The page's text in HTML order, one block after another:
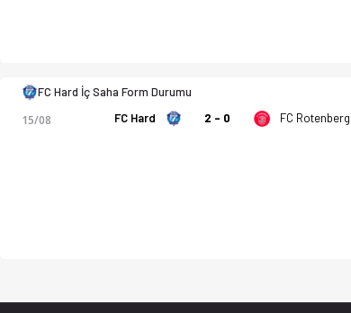
FC Hard İç Saha Form Durumu
15/08 FC Hard 2 - 0 FC Rotenberg